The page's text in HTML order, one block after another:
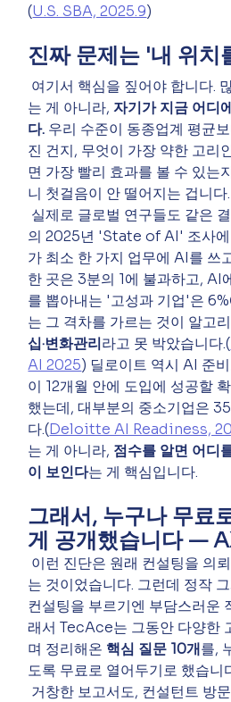
(U.S. SBA, 2025.9)
진짜 문제는 '내 위치
는 게 아니라, 자기가 지금 어디
다. 우리 수준이 동종업계 평균
진 건지, 무엇이 가장 약한 고리
면 가장 빨리 효과를 볼 수 있
니 첫걸음이 안 떨어지는 겁니다.
의 2025년 'State of AI' 조사에
가 최소 한 가지 업무에 AI를 쓰
한 곳은 3분의 1에 불과하고, AI
를 뽑아내는 '고성과 기업'은
는 그 격차를 가르는 것이 알고
십·변화관리라고 못 박았습니다.(
AI 2025) 딜로이트 역시 AI 준
이 12개월 안에 도입에 성공할
했는데, 대부분의 중소기업은
다.(Deloitte AI Readiness,
는 게 아니라, 점수를 알면 어디
이 보인다는 게 핵심입니다.
그래서, 누구나 무료
게 공개했습니다 —
는 것이었습니다. 그런데 정작
컨설팅을 부르기엔 부담스러운
래서 TecAce는 그동안 다양한
며 정리해온 핵심 질문 10개를,
도록 무료로 열어두기로 했습니
거창한 보고서도, 컨설턴트 방